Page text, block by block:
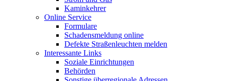
Kaminkehrer
Online Service
Formulare
Schadensmeldung online
Defekte Straßenleuchten melden
Interessante Links
Soziale Einrichtungen
Behörden